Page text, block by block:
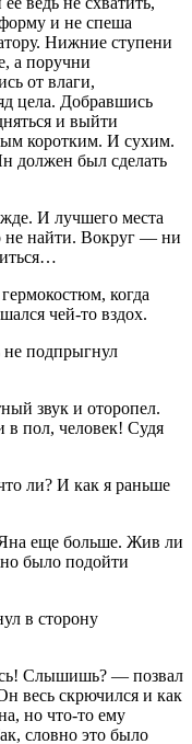
и не спеша
Нижние ступени
а поручни
от влаги,
цела. Добравшись
и выйти
коротким. И сухим.
должен был сделать
И лучшего места
не найти. Вокруг — ни
когда
чей-то вздох.
подпрыгнул
звук и оторопел.
в пол, человек! Судя
ли? И как я раньше
Яна еще больше. Жив ли
было подойти
в сторону
Слышишь? — позвал
весь скрючился и как
но что-то ему
словно это было